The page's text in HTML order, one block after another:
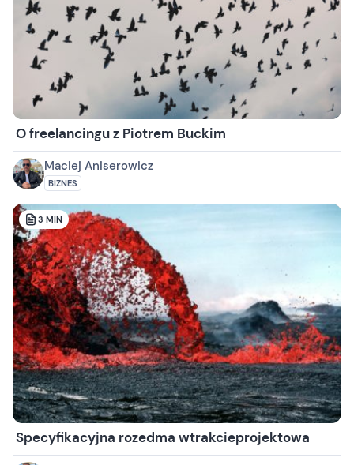
O freelancingu z Piotrem Buckim
Maciej Aniserowicz
BIZNES
3 MIN
Specyfikacyjna rozedma wtrakcieprojektowa